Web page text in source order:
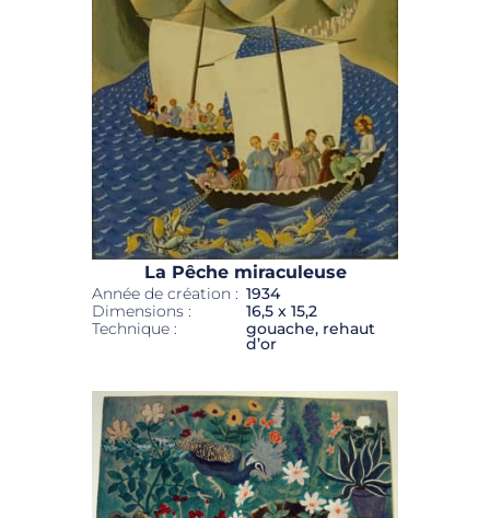
La Pêche miraculeuse
Année de création : 1934
Dimensions :
16,5 x 15,2
Technique :
gouache, rehaut
d’or